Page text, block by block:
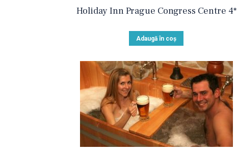
Holiday Inn Prague Congress Centre 4*
Adaugă în coș